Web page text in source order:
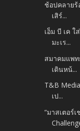
ช้อปคลายร้
เสิร์...
เอ็ม บี เค
มะเร...
สมาคมแพท
เดินหน้...
T&B
เป...
“มาสเตอร์